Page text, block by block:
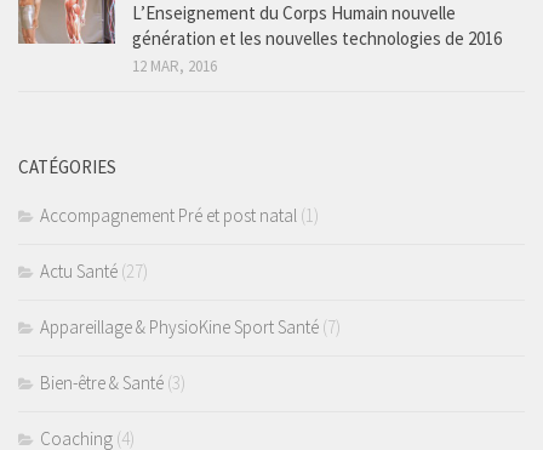
Massages du Monde
Nutrition
Neurologie
Rhumatismes inflammatoires
Tendinopathies
L’Enseignement du Corps Humain nouvelle
génération et les nouvelles technologies de 2016
12 MAR, 2016
CATÉGORIES
Accompagnement Pré et post natal (1)
Actu Santé (27)
Appareillage & PhysioKine Sport Santé (7)
Bien-être & Santé (3)
Coaching (4)